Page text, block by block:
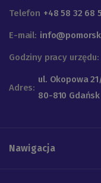
Telefon +48 58 32 68
E-mail:
Godziny pracy urzędu:
Adres:
ul. Okopowa
80-810 Gdańsk
Nawigacja